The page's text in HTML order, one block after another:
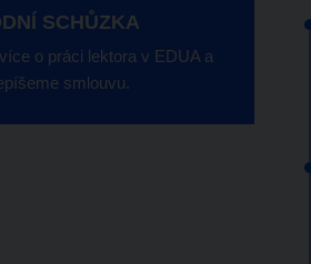
SCHŮZKA
o práci lektora v EDUA a
smlouvu.